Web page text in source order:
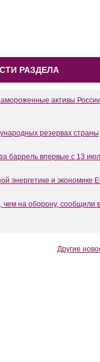
РАЗДЕЛА
активы
резервах страны
баррель впервые с 13
энергетике и экономике
чем на оборону, сообщили в
Другие